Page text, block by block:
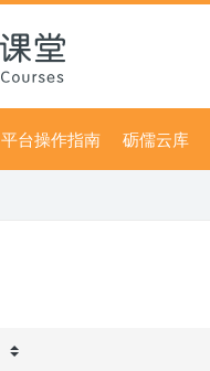
平台操作指南 砺儒云库